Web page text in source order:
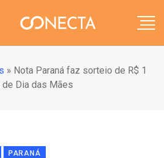
» Nota Paraná faz sorteio de R$ 1
Dia das Mães
PARANÁ